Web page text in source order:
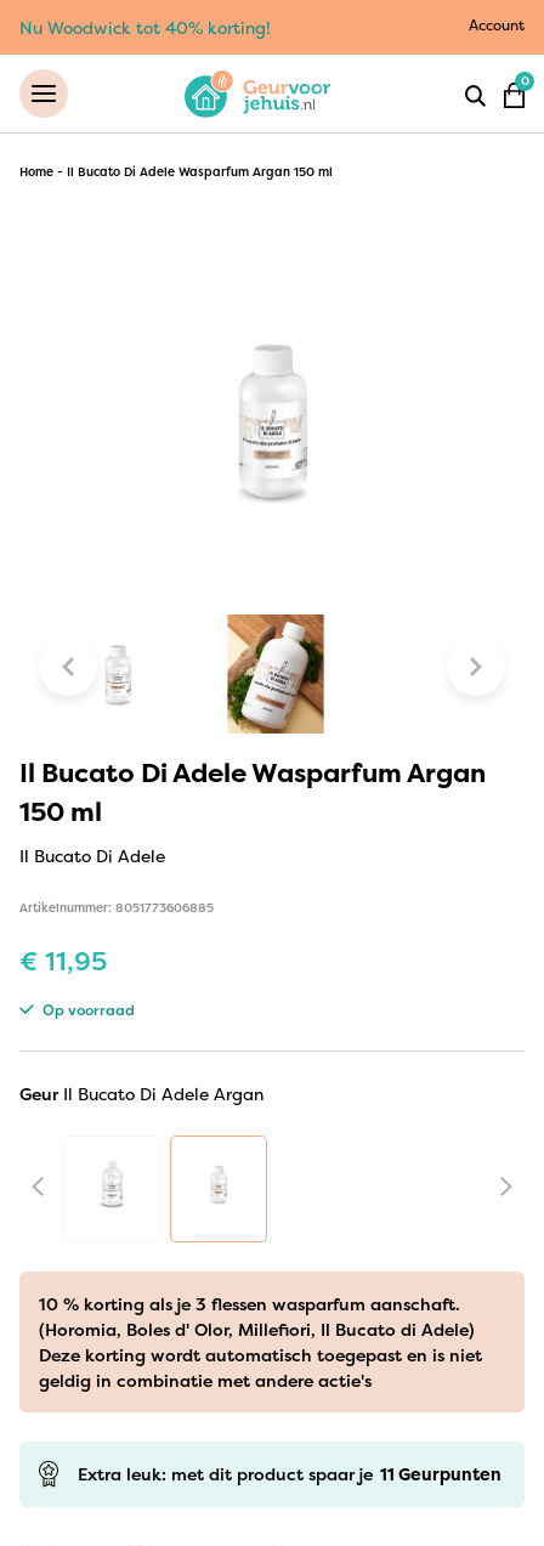
Nu Woodwick tot 40% korting! Account
0
Home - Il Bucato Di Adele Wasparfum Argan 150 ml
Il Bucato Di Adele Wasparfum Argan
150 ml
Il Bucato Di Adele
Artikelnummer: 8051773606885
€ 11,95
Op voorraad
Geur Il Bucato Di Adele Argan
10 % korting als je 3 flessen wasparfum aanschaft.
(Horomia, Boles d' Olor, Millefiori, Il Bucato di Adele)
Deze korting wordt automatisch toegepast en is niet
geldig in combinatie met andere actie's
Extra leuk: met dit product spaar je 11 Geurpunten